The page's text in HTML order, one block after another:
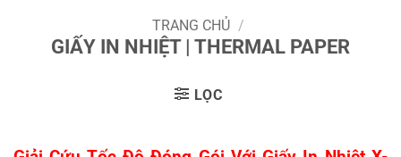
TRANG CHỦ /
GIẤY IN NHIỆT | THERMAL PAPER
LỌC